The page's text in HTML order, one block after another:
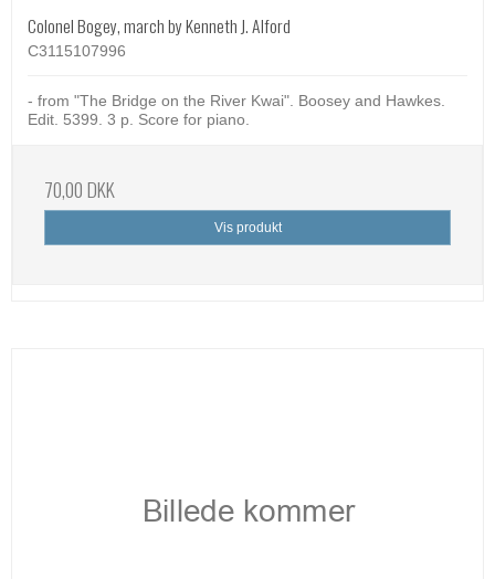
Colonel Bogey, march by Kenneth J. Alford
C3115107996
- from "The Bridge on the River Kwai". Boosey and Hawkes.
Edit. 5399. 3 p. Score for piano.
70,00 DKK
Vis produkt